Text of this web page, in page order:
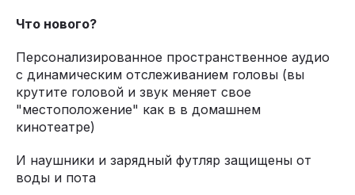
Что нового?
Персонализированное пространственное аудио
с динамическим отслеживанием головы (вы
крутите головой и звук меняет свое
"местоположение" как в в домашнем
кинотеатре)
И наушники и зарядный футляр защищены от
воды и пота